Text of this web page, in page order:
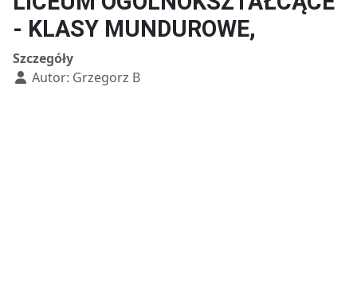
- KLASY MUNDUROWE,
Szczegóły
Autor: Grzegorz B